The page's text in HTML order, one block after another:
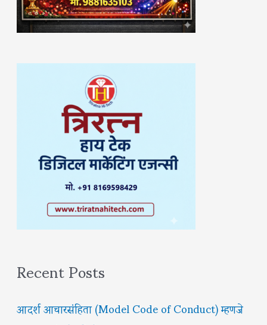
Recent Posts
आदर्श आचारसंहिता (Model Code of Conduct) म्हणजे